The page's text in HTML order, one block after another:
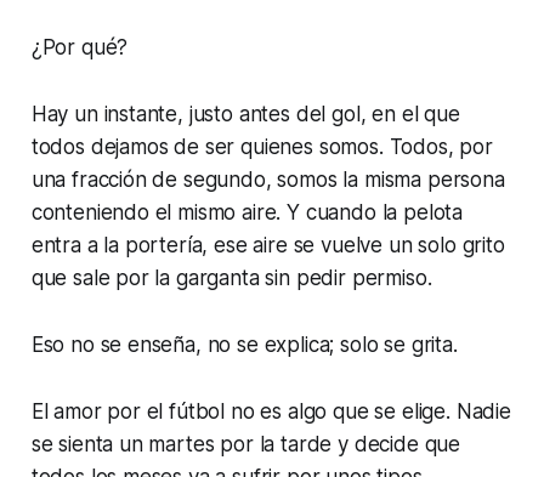
¿Por qué?
Hay un instante, justo antes del gol, en el que
todos dejamos de ser quienes somos. Todos, por
una fracción de segundo, somos la misma persona
conteniendo el mismo aire. Y cuando la pelota
entra a la portería, ese aire se vuelve un solo grito
que sale por la garganta sin pedir permiso.
Eso no se enseña, no se explica; solo se grita.
El amor por el fútbol no es algo que se elige. Nadie
se sienta un martes por la tarde y decide que